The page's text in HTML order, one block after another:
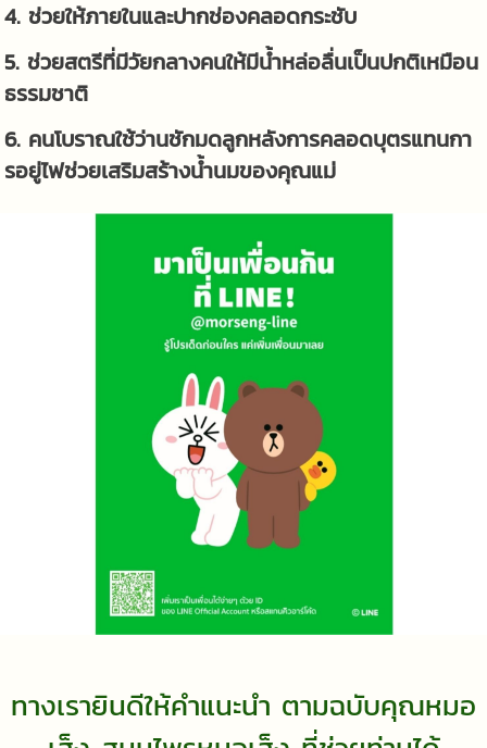
4. ช่วยให้ภายในและปากช่องคลอดกระชับ
5. ช่วยสตรีที่มีวัยกลางคนให้มีน้ำหล่อลื่นเป็นปกติเหมือน
ธรรมชาติ
6. คนโบราณใช้ว่านชักมดลูกหลังการคลอดบุตรแทนกา
รอยู่ไฟช่วยเสริมสร้างน้ำนมของคุณแม่
ทางเรายินดีให้คำแนะนำ ตามฉบับคุณหมอ